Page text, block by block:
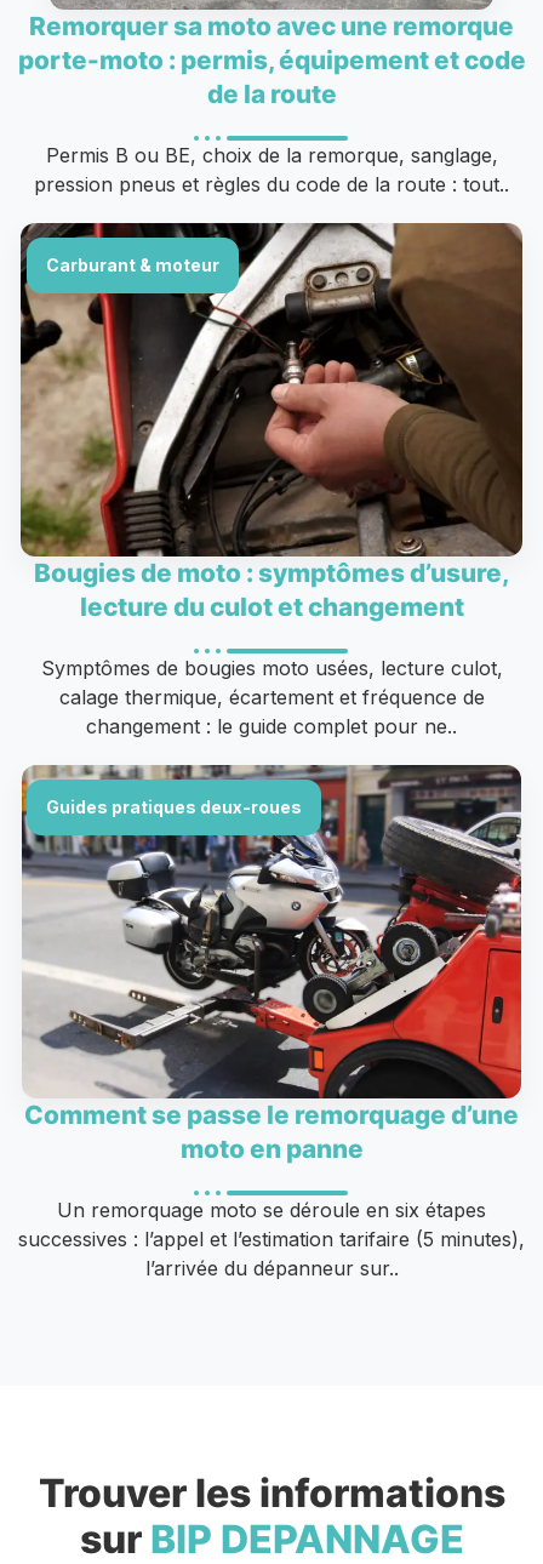
Remorquer sa moto avec une remorque
porte-moto : permis, équipement et code
de la route
Permis B ou BE, choix de la remorque, sanglage,
pression pneus et règles du code de la route : tout..
Carburant & moteur
Bougies de moto : symptômes d’usure,
lecture du culot et changement
Symptômes de bougies moto usées, lecture culot,
calage thermique, écartement et fréquence de
changement : le guide complet pour ne..
Guides pratiques deux-roues
Comment se passe le remorquage d’une
moto en panne
Un remorquage moto se déroule en six étapes
successives : l’appel et l’estimation tarifaire (5 minutes),
l’arrivée du dépanneur sur..
Trouver les informations
sur BIP DEPANNAGE